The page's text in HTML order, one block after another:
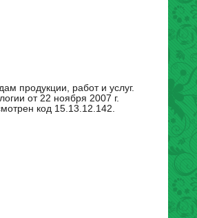
продукции, работ и услуг.
от 22 ноября 2007 г.
код 15.13.12.142.